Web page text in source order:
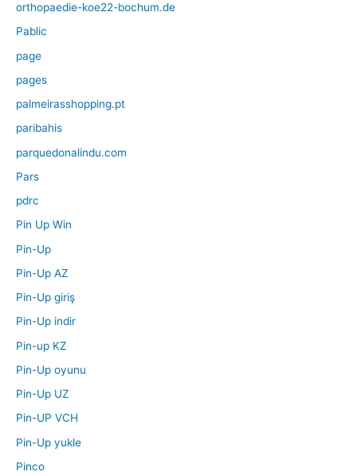
orthopaedie-koe22-bochum.de
Pablic
page
pages
palmeirasshopping.pt
paribahis
parquedonalindu.com
Pars
pdrc
Pin Up Win
Pin-Up
Pin-Up AZ
Pin-Up giriş
Pin-Up indir
Pin-up KZ
Pin-Up oyunu
Pin-Up UZ
Pin-UP VCH
Pin-Up yukle
Pinco